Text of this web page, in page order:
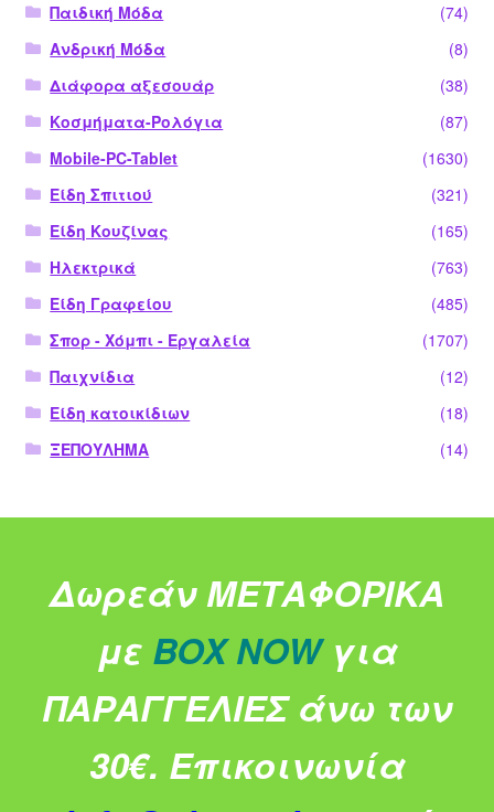
Παιδική Μόδα
(74)
Ανδρική Μόδα
(8)
Διάφορα αξεσουάρ
(38)
Κοσμήματα-Ρολόγια
(87)
Mobile-PC-Tablet
(1630)
Είδη Σπιτιού
(321)
Είδη Κουζίνας
(165)
Ηλεκτρικά
(763)
Είδη Γραφείου
(485)
Σπορ - Χόμπι - Εργαλεία
(1707)
Παιχνίδια
(12)
Είδη κατοικίδιων
(18)
ΞΕΠΟΥΛΗΜΑ
(14)
Δωρεάν ΜΕΤΑΦΟΡΙΚΑ
με BOX NOW για
ΠΑΡΑΓΓΕΛΙΕΣ άνω των
30€. Επικοινωνία